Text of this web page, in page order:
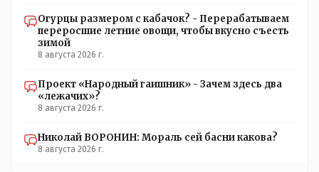
Огурцы размером с кабачок? - Перерабатываем
переросшие летние овощи, чтобы вкусно съесть
зимой
8 августа 2026 г.
Проект «Народный гаишник» - Зачем здесь два
«лежачих»?
8 августа 2026 г.
Николай ВОРОНИН: Мораль сей басни какова?
8 августа 2026 г.